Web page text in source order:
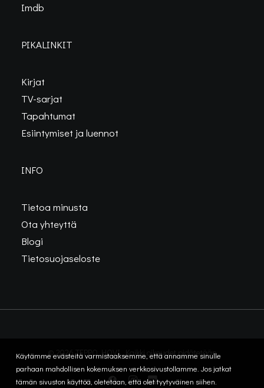
Imdb
PIKALINKIT
Kirjat
TV-sarjat
Tapahtumat
Esiintymiset ja luennot
INFO
Tietoa minusta
Ota yhteyttä
Blogi
Tietosuojaseloste
© 2026 TEPPO HOVI. Kaikki oikeudet pidätetään
Käytämme evästeitä varmistaaksemme, että annamme sinulle
parhaan mahdollisen kokemuksen verkkosivustollamme. Jos jatkat
tämän sivuston käyttöä, oletetaan, että olet tyytyväinen siihen.